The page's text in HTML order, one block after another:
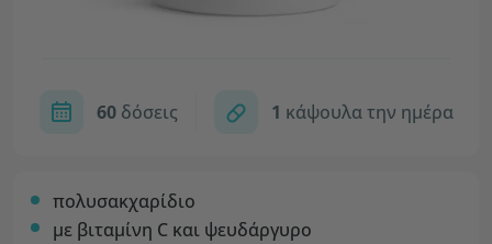
60δόσεις 1 κάψουλα την ημέρα
πολυσακχαρίδιο
με βιταμίνη C και ψευδάργυρο